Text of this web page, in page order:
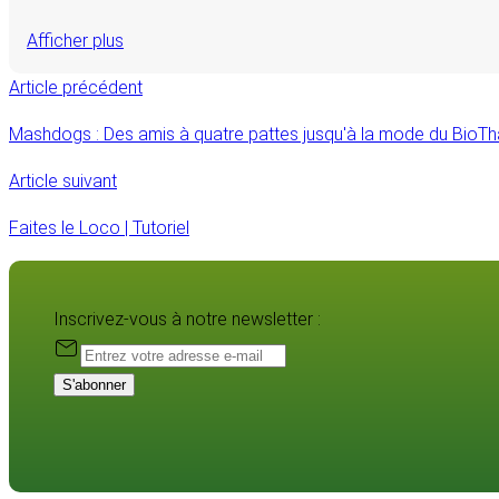
Afficher plus
Article précédent
Mashdogs : Des amis à quatre pattes jusqu'à la mode du
Article suivant
Faites le Loco | Tutoriel
Inscrivez-vous à notre newsletter :
S'abonner